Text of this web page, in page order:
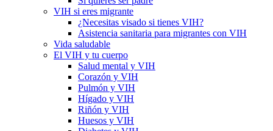
VIH si eres migrante
¿Necesitas visado si tienes VIH?
Asistencia sanitaria para migrantes con VIH
Vida saludable
El VIH y tu cuerpo
Salud mental y VIH
Corazón y VIH
Pulmón y VIH
Hígado y VIH
Riñón y VIH
Huesos y VIH